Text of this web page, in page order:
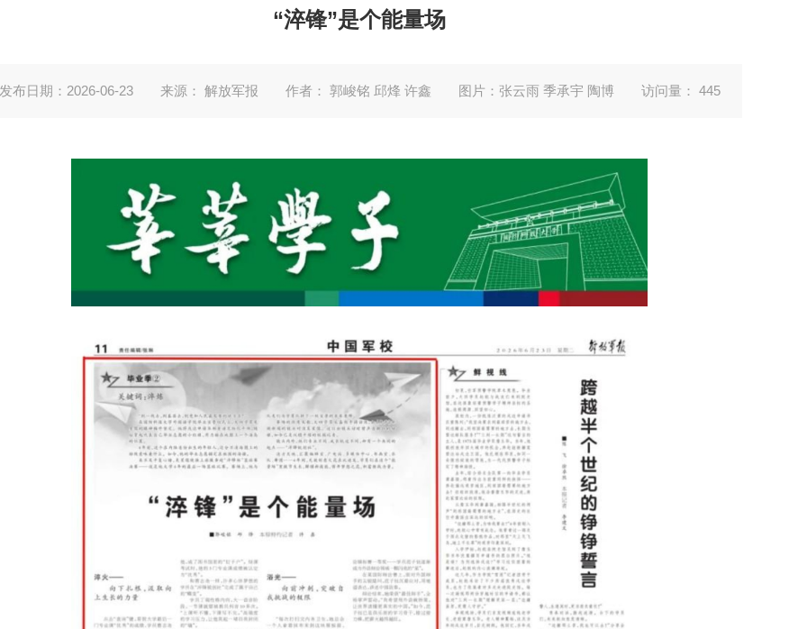
“淬锋”是个能量场
布日期：2026-06-23 来源： 解放军报 作者： 郭峻铭 邱烽 许鑫 图片：张云雨 季承宇 陶博 访问量： 445